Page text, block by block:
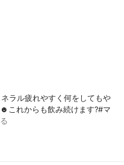
ラル疲れやすく何をしてもや
これからも飲み続けます?#マ